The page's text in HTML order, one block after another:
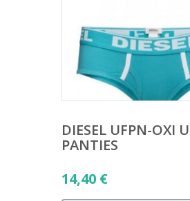
DIESEL UFPN-OXI
PANTIES
14,40 €